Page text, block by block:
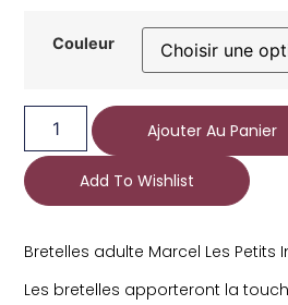
Couleur
Ajouter Au Panier
Add To Wishlist
Bretelles adulte Marcel Les Petits
Les bretelles apporteront la